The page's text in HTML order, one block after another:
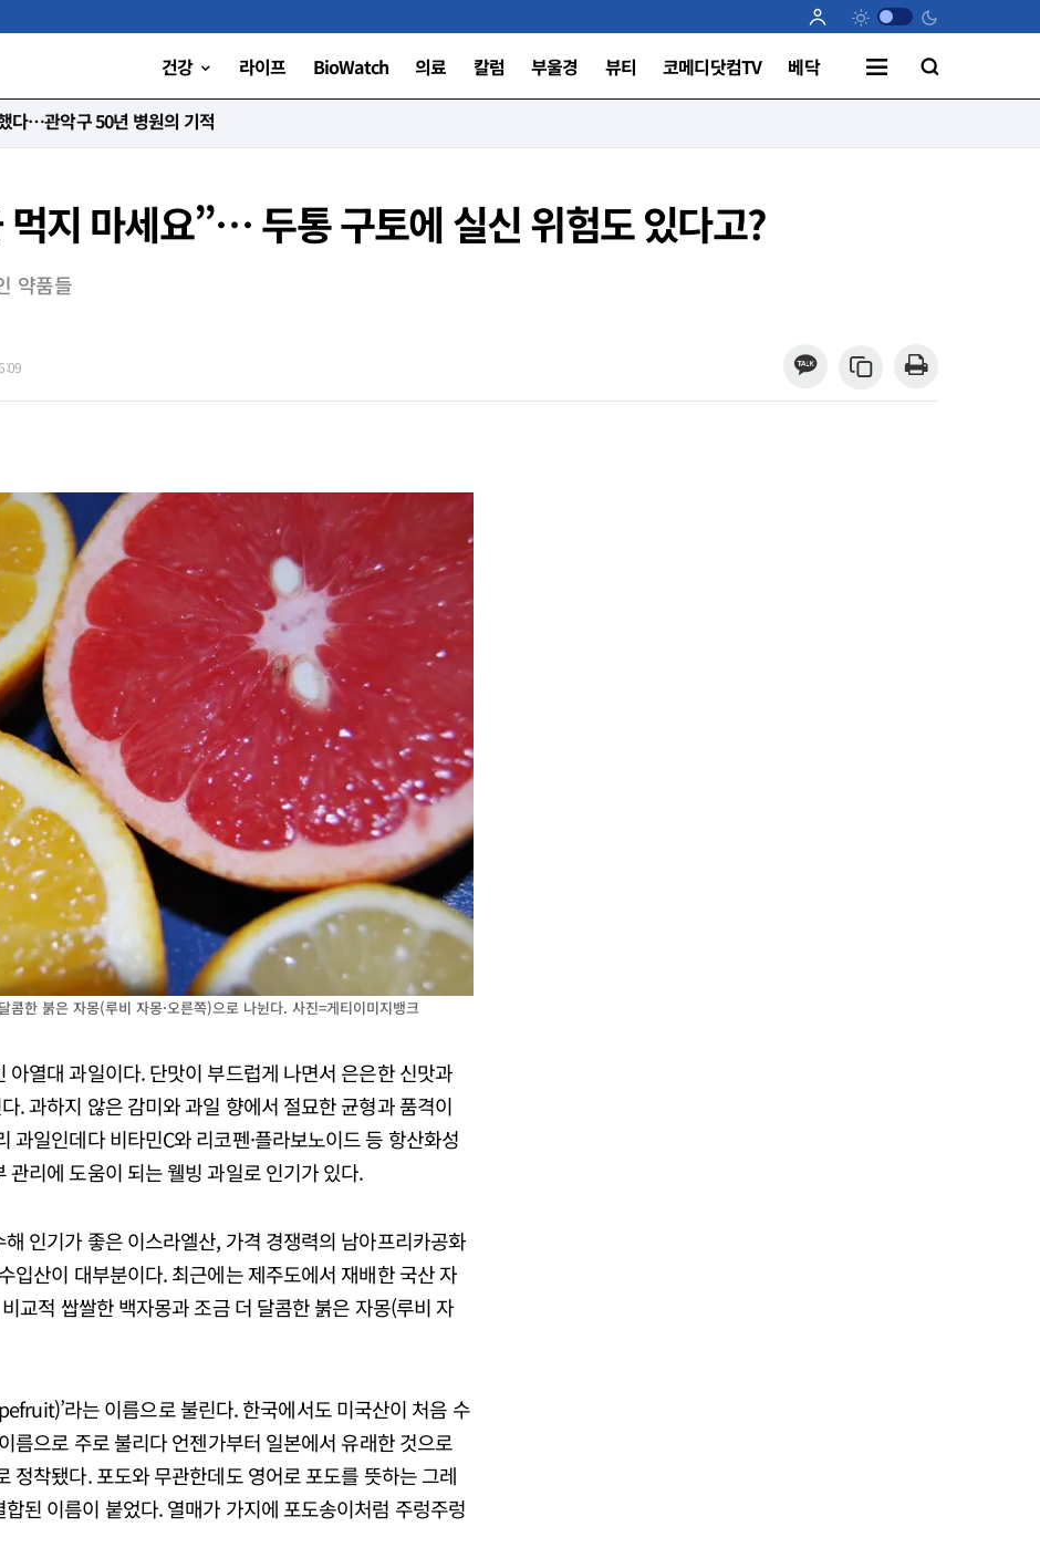
건강 라이프 BioWatch 의료 칼럼 부울경 뷰티 코메디닷컴TV 베닥
습니다”
먹지 마세요”… 두통 구토에 실신 위험도 있다고?
약품들
한 붉은 자몽(루비 자몽·오른쪽)으로 나뉜다. 사진=게티이미지뱅크
열대 과일이다. 단맛이 부드럽게 나면서 은은한 신맛과
. 과하지 않은 감미와 과일 향에서 절묘한 균형과 품격이
과일인데다 비타민C와 리코펜·플라보노이드 등 항산화성
리에 도움이 되는 웰빙 과일로 인기가 있다.
인기가 좋은 이스라엘산, 가격 경쟁력의 남아프리카공화
입산이 대부분이다. 최근에는 제주도에서 재배한 국산 자
교적 쌉쌀한 백자몽과 조금 더 달콤한 붉은 자몽(루비 자
라는 이름으로 불린다. 한국에서도 미국산이 처음 수
름으로 주로 불리다 언젠가부터 일본에서 유래한 것으로
정착됐다. 포도와 무관한데도 영어로 포도를 뜻하는 그레
된 이름이 붙었다. 열매가 가지에 포도송이처럼 주렁주렁